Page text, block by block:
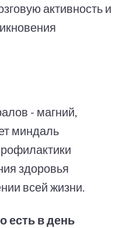
активность и
- магний,
миндаль
здоровья
всей жизни.
есть в день